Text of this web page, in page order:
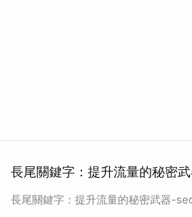
長尾關鍵字：提升流量的秘密
長尾關鍵字：提升流量的秘密武器-